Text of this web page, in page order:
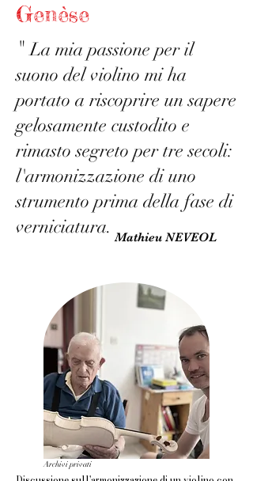
Genèse
" La mia passione per il
suono del violino mi ha
portato a riscoprire un sapere
gelosamente custodito e
rimasto segreto per tre secoli:
l'armonizzazione di uno
strumento prima della fase di
verniciatura. Mathieu NEVEOL
Archivi privati